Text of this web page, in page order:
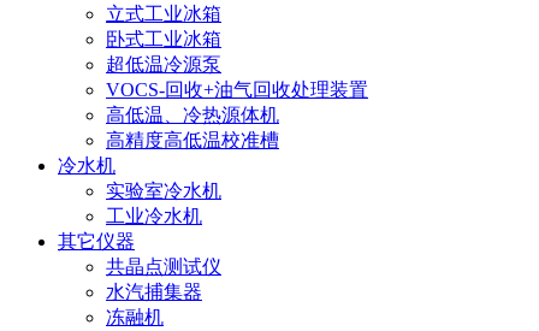
立式工业冰箱
卧式工业冰箱
超低温冷源泵
VOCS-回收+油气回收处理装置
高低温、冷热源体机
高精度高低温校准槽
冷水机
实验室冷水机
工业冷水机
其它仪器
共晶点测试仪
水汽捕集器
冻融机